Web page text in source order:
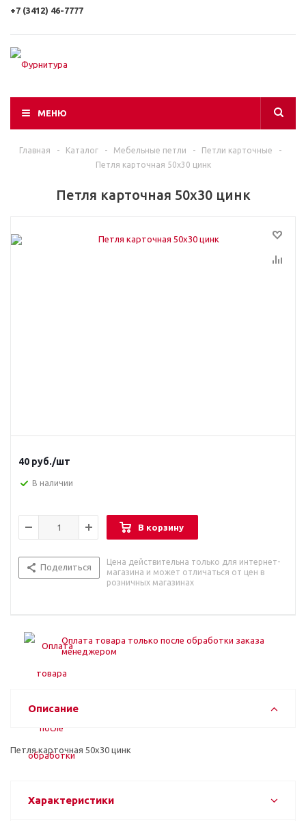
+7 (3412) 46-7777
МЕНЮ
Главная - Каталог - Мебельные петли - Петли карточные
-
Петля карточная 50х30 цинк
Петля карточная 50х30 цинк
40 руб./шт
В наличии
В корзину
Поделиться
Цена действительна только для интернет-
магазина и может отличаться от цен в
розничных магазинах
Оплата товара только после обработки заказа
менеджером
Описание
Петля карточная 50х30 цинк
Характеристики